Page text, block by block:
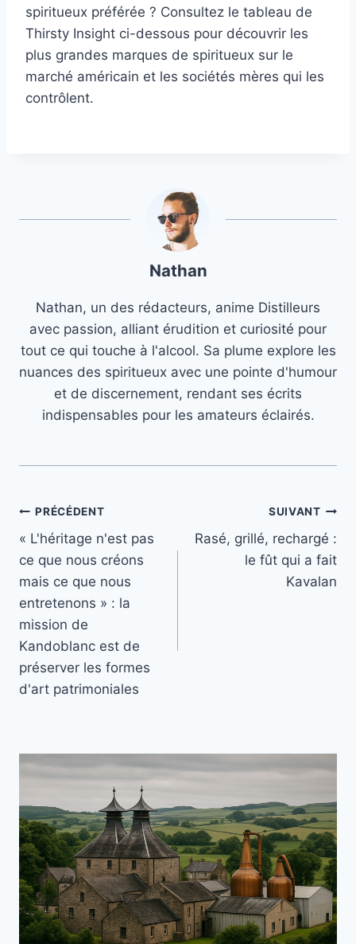
spiritueux préférée ? Consultez le tableau de
Thirsty Insight ci-dessous pour découvrir les
plus grandes marques de spiritueux sur le
marché américain et les sociétés mères qui les
contrôlent.
Nathan
Nathan, un des rédacteurs, anime Distilleurs
avec passion, alliant érudition et curiosité pour
tout ce qui touche à l'alcool. Sa plume explore les
nuances des spiritueux avec une pointe d'humour
et de discernement, rendant ses écrits
indispensables pour les amateurs éclairés.
Navigation
de
l’article
PRÉCÉDENT
« L'héritage n'est pas
ce que nous créons
mais ce que nous
entretenons » : la
mission de
Kandoblanc est de
préserver les formes
d'art patrimoniales
SUIVANT
Rasé, grillé, rechargé :
le fût qui a fait
Kavalan